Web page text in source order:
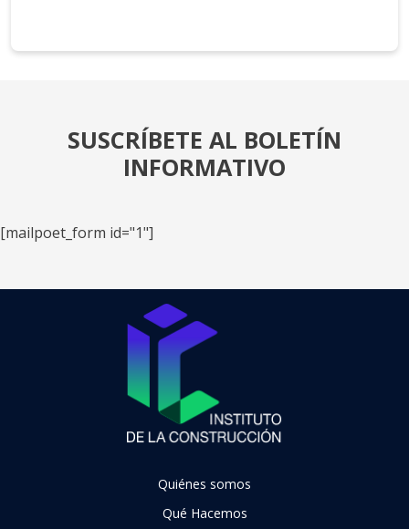
SUSCRÍBETE AL BOLETÍN
INFORMATIVO
[mailpoet_form id="1"]
Quiénes somos
Qué Hacemos